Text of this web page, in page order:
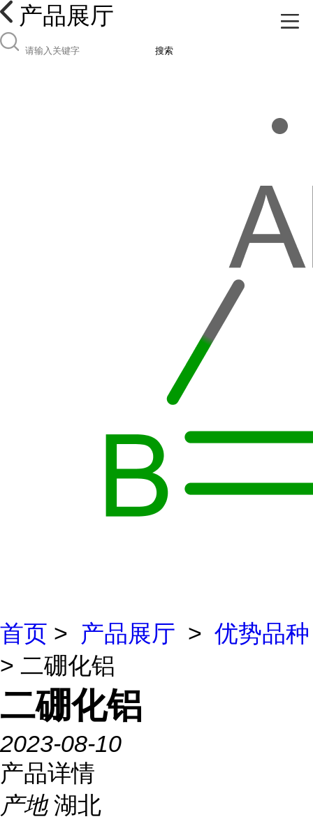
产品展厅
搜索
首页 > 产品展厅 > 优势品种
> 二硼化铝
二硼化铝
2023-08-10
产品详情
产地 湖北